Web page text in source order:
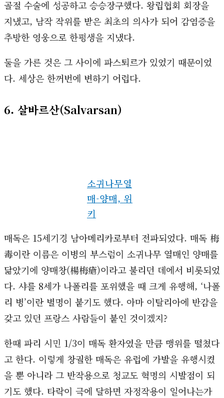
골절 수술에 성공하고 승승장구했다. 왕립협회 회장을
지냈고, 남작 작위를 받은 최초의 의사가 되어 감염증을
추방한 영웅으로 한평생을 지냈다.
둘을 가른 것은 그 사이에 파스퇴르가 있었기 때문이었
다. 세상은 한꺼번에 변하기 어렵다.
6. 살바르산(Salvarsan)
소귀나무열
매-양매, 위
키
매독은 15세기경 남아메리카로부터 전파되었다. 매독 梅
毒이란 이름은 이병의 부스럼이 소귀나무 열매인 양매를
닮았기에 양매창(楊梅瘡)이라고 불리던 데에서 비롯되었
다. 샤를 8세가 나폴리를 포위했을 때 크게 유행해, ‘나폴
리 병’이란 별명이 붙기도 했다. 아마 이탈리아에 반감을
갖고 있던 프랑스 사람들이 붙인 것이겠지?
한때 파리 시민 1/3이 매독 환자였을 만큼 맹위를 떨쳤다
고 한다. 이렇게 창궐한 매독은 유럽에 가발을 유행시켰
을 뿐 아니라 그 반작용으로 청교도 혁명의 시발점이 되
기도 했다. 타락이 극에 달하면 자정작용이 일어나는가